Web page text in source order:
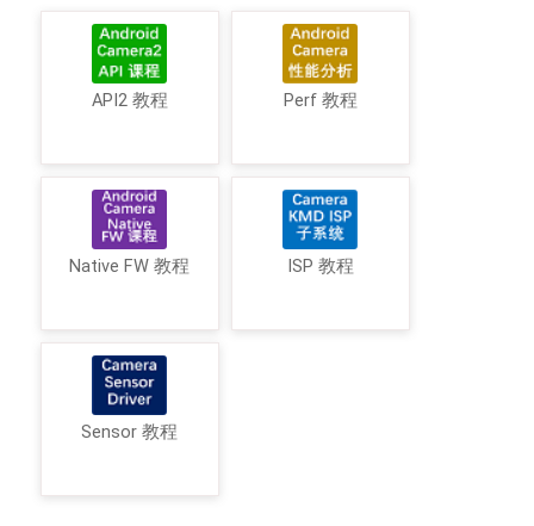
API2 教程 Perf 教程
Native FW 教程 ISP 教程
Sensor 教程